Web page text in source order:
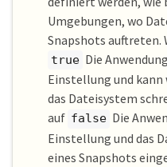
Umgebungen, wo
Snapshots auftreten.
true Die
Einstellung und kann
das Dateisystem
auf false Die
Einstellung und das
eines Snapshots